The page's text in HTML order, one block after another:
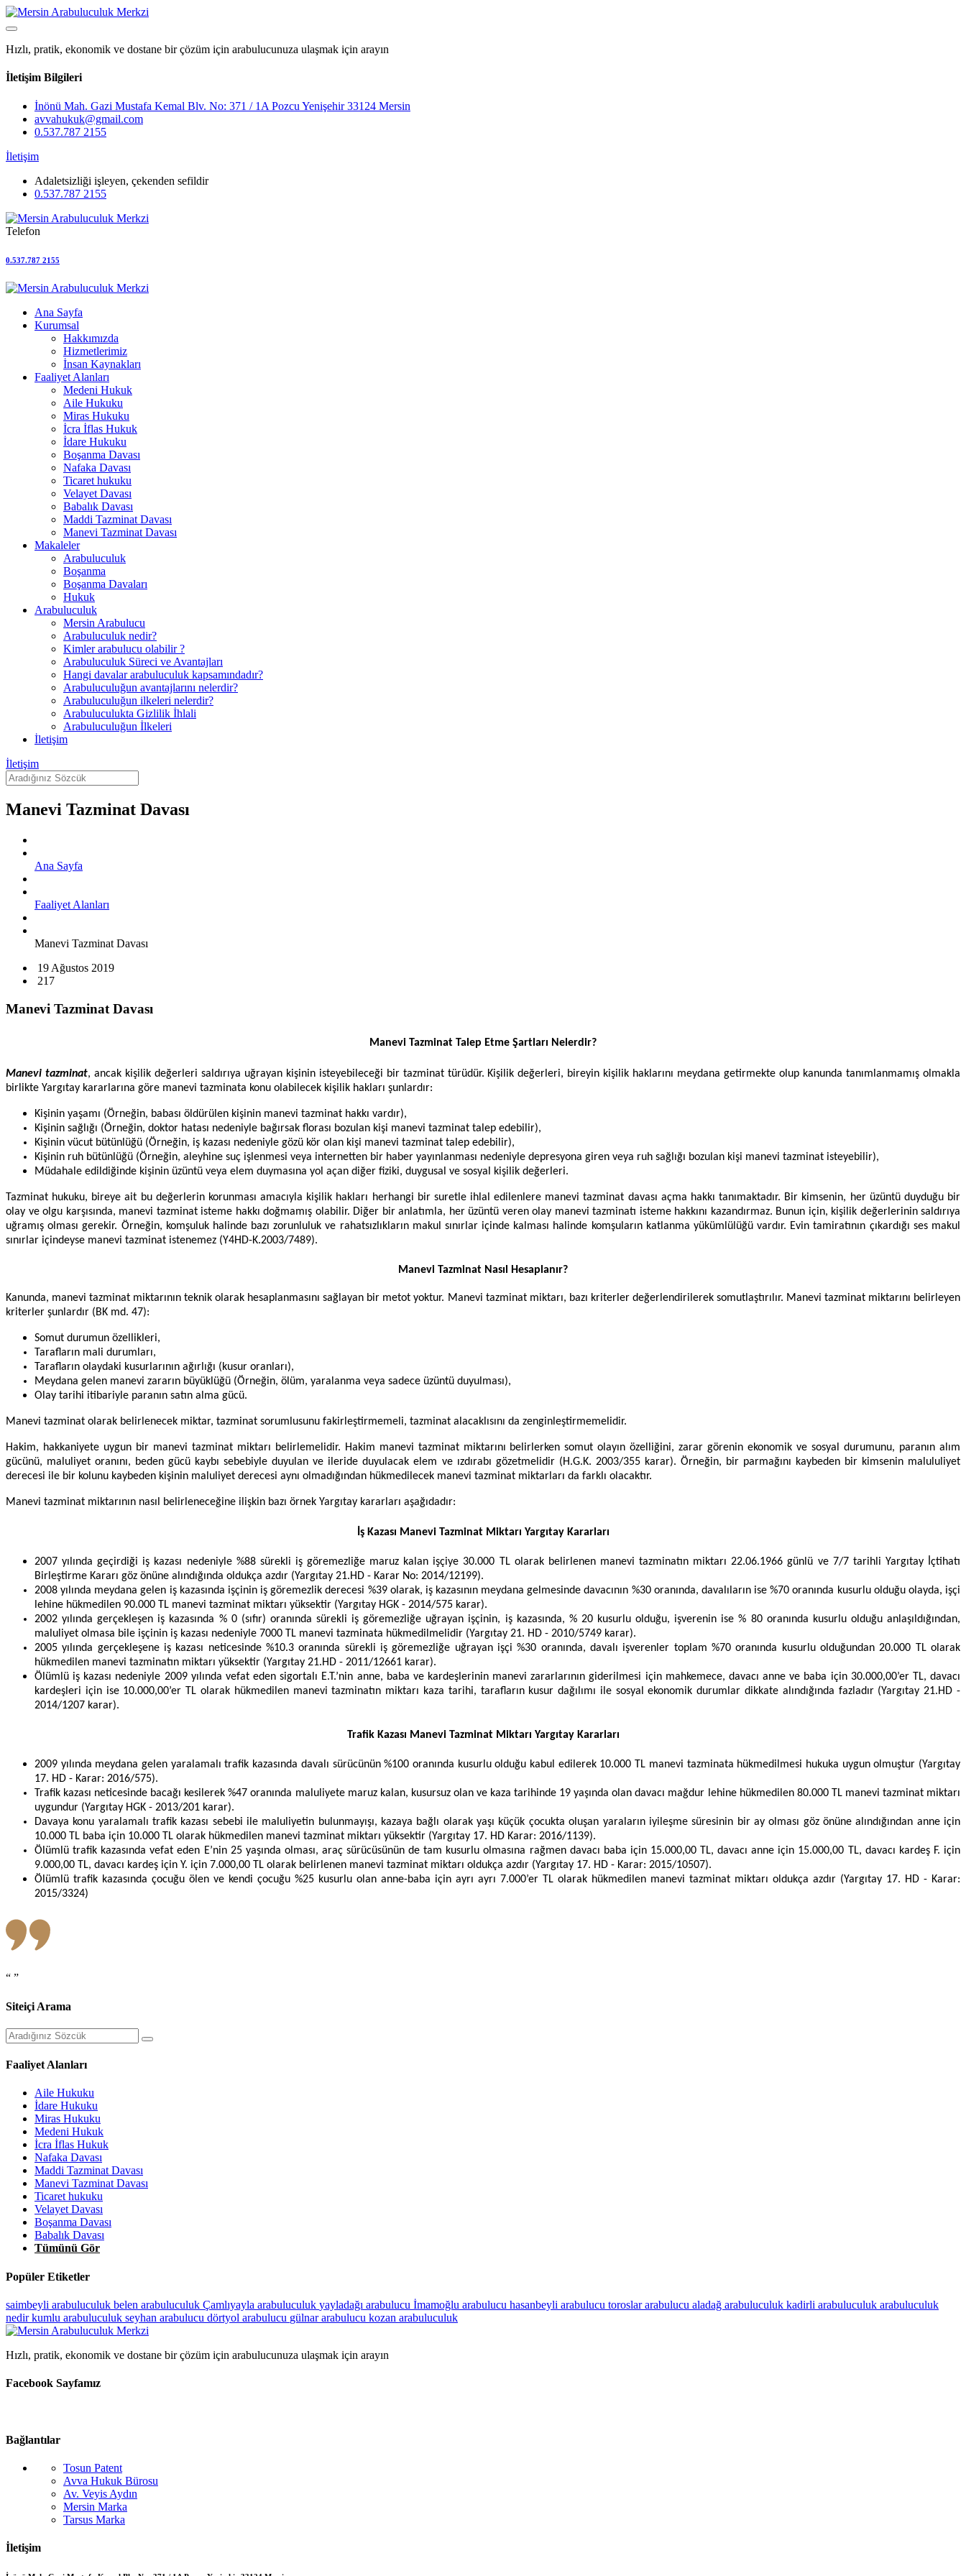
Hızlı, pratik, ekonomik ve dostane bir çözüm için arabulucunuza ulaşmak için arayın
İletişim Bilgileri
İnönü Mah. Gazi Mustafa Kemal Blv. No: 371 / 1A Pozcu Yenişehir 33124 Mersin
avvahukuk@gmail.com
0.537.787 2155
İletişim
Adaletsizliği işleyen, çekenden sefildir
0.537.787 2155
Telefon
0.537.787 2155
Ana Sayfa
Kurumsal
Hakkımızda
Hizmetlerimiz
İnsan Kaynakları
Faaliyet Alanları
Medeni Hukuk
Aile Hukuku
Miras Hukuku
İcra İflas Hukuk
İdare Hukuku
Boşanma Davası
Nafaka Davası
Ticaret hukuku
Velayet Davası
Babalık Davası
Maddi Tazminat Davası
Manevi Tazminat Davası
Makaleler
Arabuluculuk
Boşanma
Boşanma Davaları
Hukuk
Arabuluculuk
Mersin Arabulucu
Arabuluculuk nedir?
Kimler arabulucu olabilir ?
Arabuluculuk Süreci ve Avantajları
Hangi davalar arabuluculuk kapsamındadır?
Arabuluculuğun avantajlarını nelerdir?
Arabuluculuğun ilkeleri nelerdir?
Arabuluculukta Gizlilik İhlali
Arabuluculuğun İlkeleri
İletişim
İletişim
Manevi Tazminat Davası
Ana Sayfa
Faaliyet Alanları
Manevi Tazminat Davası
19 Ağustos 2019
217
Manevi Tazminat Davası
Manevi Tazminat Talep Etme Şartları Nelerdir?
Manevi tazminat, ancak kişilik değerleri saldırıya uğrayan kişinin isteyebileceği bir tazminat türüdür. Kişilik değerleri, bireyin kişilik haklarını meydana getirmekte olup kanunda tanımlanmamış olmakla
birlikte Yargıtay kararlarına göre manevi tazminata konu olabilecek kişilik hakları şunlardır:
Kişinin yaşamı (Örneğin, babası öldürülen kişinin manevi tazminat hakkı vardır),
Kişinin sağlığı (Örneğin, doktor hatası nedeniyle bağırsak florası bozulan kişi manevi tazminat talep edebilir),
Kişinin vücut bütünlüğü (Örneğin, iş kazası nedeniyle gözü kör olan kişi manevi tazminat talep edebilir),
Kişinin ruh bütünlüğü (Örneğin, aleyhine suç işlenmesi veya internetten bir haber yayınlanması nedeniyle depresyona giren veya ruh sağlığı bozulan kişi manevi tazminat isteyebilir),
Müdahale edildiğinde kişinin üzüntü veya elem duymasına yol açan diğer fiziki, duygusal ve sosyal kişilik değerleri.
Tazminat hukuku, bireye ait bu değerlerin korunması amacıyla kişilik hakları herhangi bir suretle ihlal edilenlere manevi tazminat davası açma hakkı tanımaktadır. Bir kimsenin, her üzüntü duyduğu bir
olay ve olgu karşısında, manevi tazminat isteme hakkı doğmamış olabilir. Diğer bir anlatımla, her üzüntü veren olay manevi tazminatı isteme hakkını kazandırmaz. Bunun için, kişilik değerlerinin saldırıya
uğramış olması gerekir. Örneğin, komşuluk halinde bazı zorunluluk ve rahatsızlıkların makul sınırlar içinde kalması halinde komşuların katlanma yükümlülüğü vardır. Evin tamiratının çıkardığı ses makul
sınırlar içindeyse manevi tazminat istenemez (Y4HD-K.2003/7489).
Manevi Tazminat Nasıl Hesaplanır?
Kanunda, manevi tazminat miktarının teknik olarak hesaplanmasını sağlayan bir metot yoktur. Manevi tazminat miktarı, bazı kriterler değerlendirilerek somutlaştırılır. Manevi tazminat miktarını belirleyen
kriterler şunlardır (BK md. 47):
Somut durumun özellikleri,
Tarafların mali durumları,
Tarafların olaydaki kusurlarının ağırlığı (kusur oranları),
Meydana gelen manevi zararın büyüklüğü (Örneğin, ölüm, yaralanma veya sadece üzüntü duyulması),
Olay tarihi itibariyle paranın satın alma gücü.
Manevi tazminat olarak belirlenecek miktar, tazminat sorumlusunu fakirleştirmemeli, tazminat alacaklısını da zenginleştirmemelidir.
Hakim, hakkaniyete uygun bir manevi tazminat miktarı belirlemelidir. Hakim manevi tazminat miktarını belirlerken somut olayın özelliğini, zarar görenin ekonomik ve sosyal durumunu, paranın alım
gücünü, maluliyet oranını, beden gücü kaybı sebebiyle duyulan ve ileride duyulacak elem ve ızdırabı gözetmelidir (H.G.K. 2003/355 karar). Örneğin, bir parmağını kaybeden bir kimsenin malululiyet
derecesi ile bir kolunu kaybeden kişinin maluliyet derecesi aynı olmadığından hükmedilecek manevi tazminat miktarları da farklı olacaktır.
Manevi tazminat miktarının nasıl belirleneceğine ilişkin bazı örnek Yargıtay kararları aşağıdadır:
İş Kazası Manevi Tazminat Miktarı Yargıtay Kararları
2007 yılında geçirdiği iş kazası nedeniyle %88 sürekli iş göremezliğe maruz kalan işçiye 30.000 TL olarak belirlenen manevi tazminatın miktarı 22.06.1966 günlü ve 7/7 tarihli Yargıtay İçtihatı
Birleştirme Kararı göz önüne alındığında oldukça azdır (Yargıtay 21.HD - Karar No: 2014/12199).
2008 yılında meydana gelen iş kazasında işçinin iş göremezlik derecesi %39 olarak, iş kazasının meydana gelmesinde davacının %30 oranında, davalıların ise %70 oranında kusurlu olduğu olayda, işçi
lehine hükmedilen 90.000 TL manevi tazminat miktarı yüksektir (Yargıtay HGK - 2014/575 karar).
2002 yılında gerçekleşen iş kazasında % 0 (sıfır) oranında sürekli iş göremezliğe uğrayan işçinin, iş kazasında, % 20 kusurlu olduğu, işverenin ise % 80 oranında kusurlu olduğu anlaşıldığından,
maluliyet olmasa bile işçinin iş kazası nedeniyle 7000 TL manevi tazminata hükmedilmelidir (Yargıtay 21. HD - 2010/5749 karar).
2005 yılında gerçekleşene iş kazası neticesinde %10.3 oranında sürekli iş göremezliğe uğrayan işçi %30 oranında, davalı işverenler toplam %70 oranında kusurlu olduğundan 20.000 TL olarak
hükmedilen manevi tazminatın miktarı yüksektir (Yargıtay 21.HD - 2011/12661 karar).
Ölümlü iş kazası nedeniyle 2009 yılında vefat eden sigortalı E.T.’nin anne, baba ve kardeşlerinin manevi zararlarının giderilmesi için mahkemece, davacı anne ve baba için 30.000,00’er TL, davacı
kardeşleri için ise 10.000,00’er TL olarak hükmedilen manevi tazminatın miktarı kaza tarihi, tarafların kusur dağılımı ile sosyal ekonomik durumlar dikkate alındığında fazladır (Yargıtay 21.HD -
2014/1207 karar).
Trafik Kazası Manevi Tazminat Miktarı Yargıtay Kararları
2009 yılında meydana gelen yaralamalı trafik kazasında davalı sürücünün %100 oranında kusurlu olduğu kabul edilerek 10.000 TL manevi tazminata hükmedilmesi hukuka uygun olmuştur (Yargıtay
17. HD - Karar: 2016/575).
Trafik kazası neticesinde bacağı kesilerek %47 oranında maluliyete maruz kalan, kusursuz olan ve kaza tarihinde 19 yaşında olan davacı mağdur lehine hükmedilen 80.000 TL manevi tazminat miktarı
uygundur (Yargıtay HGK - 2013/201 karar).
Davaya konu yaralamalı trafik kazası sebebi ile maluliyetin bulunmayışı, kazaya bağlı olarak yaşı küçük çocukta oluşan yaraların iyileşme süresinin bir ay olması göz önüne alındığından anne için
10.000 TL baba için 10.000 TL olarak hükmedilen manevi tazminat miktarı yüksektir (Yargıtay 17. HD Karar: 2016/1139).
Ölümlü trafik kazasında vefat eden E’nin 25 yaşında olması, araç sürücüsünün de tam kusurlu olmasına rağmen davacı baba için 15.000,00 TL, davacı anne için 15.000,00 TL, davacı kardeş F. için
9.000,00 TL, davacı kardeş için Y. için 7.000,00 TL olarak belirlenen manevi tazminat miktarı oldukça azdır (Yargıtay 17. HD - Karar: 2015/10507).
Ölümlü trafik kazasında çocuğu ölen ve kendi çocuğu %25 kusurlu olan anne-baba için ayrı ayrı 7.000’er TL olarak hükmedilen manevi tazminat miktarı oldukça azdır (Yargıtay 17. HD - Karar:
2015/3324)
“ ”
Siteiçi Arama
Faaliyet Alanları
Aile Hukuku
İdare Hukuku
Miras Hukuku
Medeni Hukuk
İcra İflas Hukuk
Nafaka Davası
Maddi Tazminat Davası
Manevi Tazminat Davası
Ticaret hukuku
Velayet Davası
Boşanma Davası
Babalık Davası
Tümünü Gör
Popüler Etiketler
saimbeyli arabuluculuk belen arabuluculuk Çamlıyayla arabuluculuk yayladağı arabulucu İmamoğlu arabulucu hasanbeyli arabulucu toroslar arabulucu aladağ arabuluculuk kadirli arabuluculuk arabuluculuk
nedirkumlu arabuluculuk seyhan arabulucu dörtyol arabulucu gülnar arabulucu kozan arabuluculuk
Hızlı, pratik, ekonomik ve dostane bir çözüm için arabulucunuza ulaşmak için arayın
Facebook Sayfamız
Bağlantılar
Tosun Patent
Avva Hukuk Bürosu
Av. Veyis Aydın
Mersin Marka
Tarsus Marka
İletişim